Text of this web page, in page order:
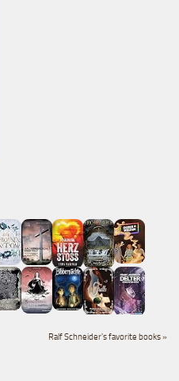
Ralf Schneider's favorite books »